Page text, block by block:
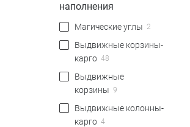
наполнения
Магические углы 2
Выдвижные корзины-
карго 48
Выдвижные
корзины 9
Выдвижные колонны-
карго 4